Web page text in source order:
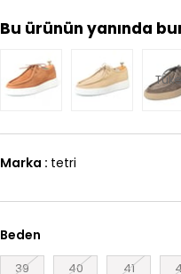
Bu ürünün yanında
Marka : tetri
Beden
39 40 41